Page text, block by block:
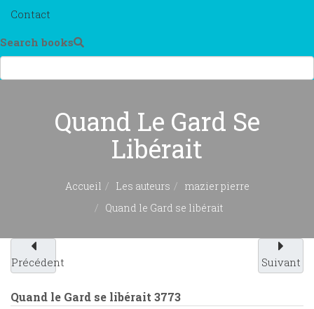
Contact
Search books
Quand Le Gard Se
Libérait
Accueil Les auteurs
mazier pierre
Quand le Gard se libérait
Précédent Suivant
Quand le Gard se libérait 3773